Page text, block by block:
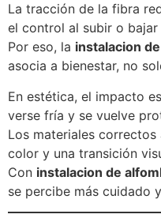
La tracción de la fibra
el control al subir o bajar
Por eso, la instalacion
asocia a bienestar, no
En estética, el impacto
verse fría y se vuelve
Los materiales
color y una transición
Con instalacion de
se percibe más cuidado